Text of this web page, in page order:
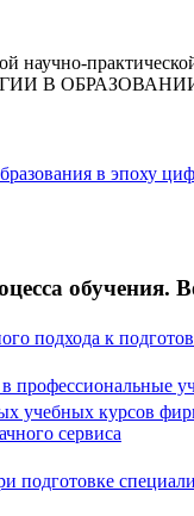
научно-
В
в эпоху
подхода к
профессиональные
учебных курсов
сервиса
подготовке